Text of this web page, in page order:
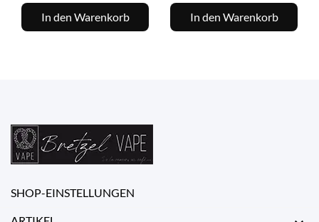
In den Warenkorb In den Warenkorb
SHOP-EINSTELLUNGEN